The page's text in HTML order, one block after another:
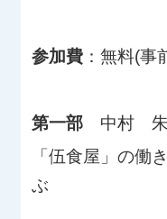
参加費 ：無料(事
第一部 中村 朱
「伍食屋」の
ぶ